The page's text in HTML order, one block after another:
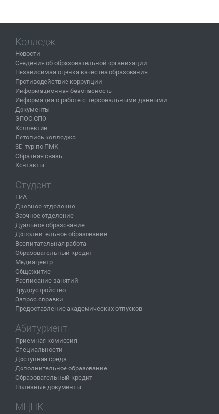
Колледж
Новости
Сведения об образовательной организации
Независимая оценка качества образования
Противодействие коррупции
Информационная безопасность
Информация о работе с персональными данными
Документы
ЭПОС.СПО
Коллектив
Летопись колледжа
3D-тур по ПМК
Обратная связь
Контакты
Студент
ГИА
Дневное отделение
Заочное отделение
Дуальное образование
Дополнительное образование
Воспитательная работа
Образовательный кредит
Медиацентр
Общежитие
Расписание занятий
Трудоустройство
Запрос справки
Предоставление академических отпусков
Абитуриент
Приемная комиссия
Специальности
Доступная среда
Дополнительное образование
Образовательный кредит
Полезные документы
МЦПК